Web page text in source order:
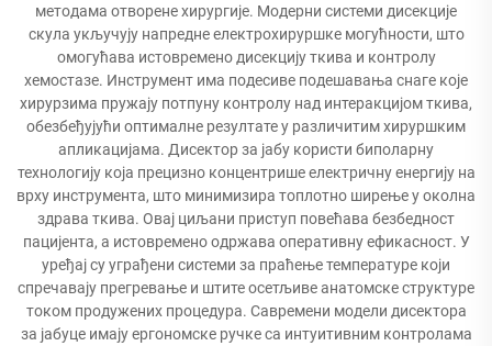
методама отворене хирургије. Модерни системи дисекције
скула укључују напредне електрохируршке могућности, што
омогућава истовремено дисекцију ткива и контролу
хемостазе. Инструмент има подесиве подешавања снаге које
хирурзима пружају потпуну контролу над интеракцијом ткива,
обезбеђујући оптималне резултате у различитим хируршким
апликацијама. Дисектор за јабу користи биполарну
технологију која прецизно концентрише електричну енергију на
врху инструмента, што минимизира топлотно ширење у околна
здрава ткива. Овај циљани приступ повећава безбедност
пацијента, а истовремено одржава оперативну ефикасност. У
уређај су уграђени системи за праћење температуре који
спречавају прегревање и штите осетљиве анатомске структуре
током продужених процедура. Савремени модели дисектора
за јабуце имају ергономске ручке са интуитивним контролама